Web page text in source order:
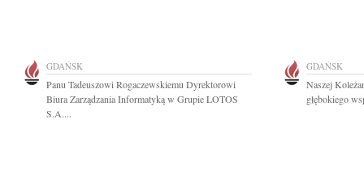
GDAŃSK
Panu Tadeuszowi Rogaczewskiemu Dyrektorowi
Biura Zarządzania Informatyką w Grupie LOTOS
S.A....
GDAŃSK
Naszej
głębokiego